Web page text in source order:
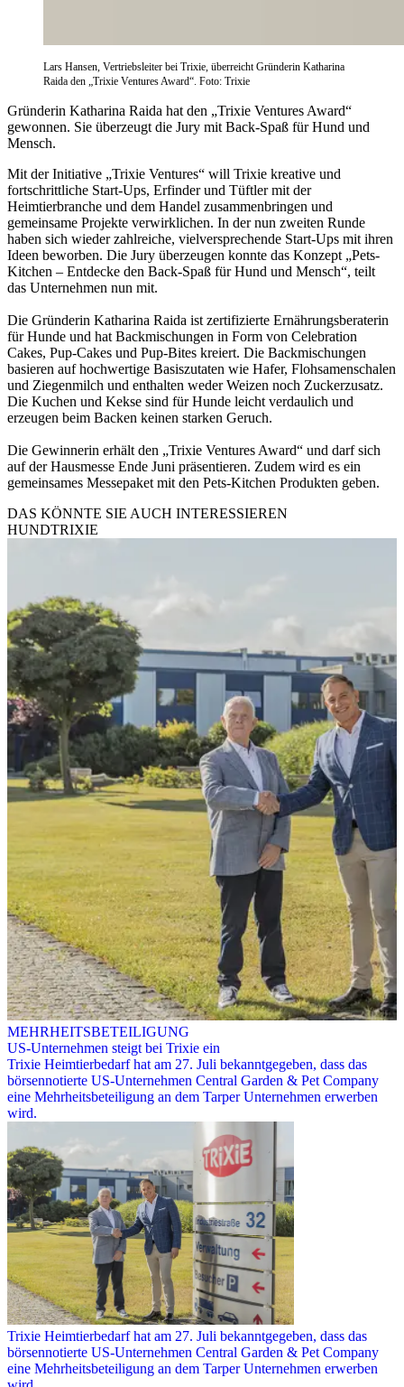
Lars Hansen, Vertriebsleiter bei Trixie, überreicht Gründerin Katharina
Raida den „Trixie Ventures Award“. Foto: Trixie
Gründerin Katharina Raida hat den „Trixie Ventures Award“
gewonnen. Sie überzeugt die Jury mit Back-Spaß für Hund und
Mensch.
Mit der Initiative „Trixie Ventures“ will Trixie kreative und
fortschrittliche Start-Ups, Erfinder und Tüftler mit der
Heimtierbranche und dem Handel zusammenbringen und
gemeinsame Projekte verwirklichen. In der nun zweiten Runde
haben sich wieder zahlreiche, vielversprechende Start-Ups mit ihren
Ideen beworben. Die Jury überzeugen konnte das Konzept „Pets-
Kitchen – Entdecke den Back-Spaß für Hund und Mensch“, teilt
das Unternehmen nun mit.
Die Gründerin Katharina Raida ist zertifizierte Ernährungsberaterin
für Hunde und hat Backmischungen in Form von Celebration
Cakes, Pup-Cakes und Pup-Bites kreiert. Die Backmischungen
basieren auf hochwertige Basiszutaten wie Hafer, Flohsamenschalen
und Ziegenmilch und enthalten weder Weizen noch Zuckerzusatz.
Die Kuchen und Kekse sind für Hunde leicht verdaulich und
erzeugen beim Backen keinen starken Geruch.
Die Gewinnerin erhält den „Trixie Ventures Award“ und darf sich
auf der Hausmesse Ende Juni präsentieren. Zudem wird es ein
gemeinsames Messepaket mit den Pets-Kitchen Produkten geben.
DAS KÖNNTE SIE AUCH INTERESSIEREN
HUNDTRIXIE
MEHRHEITSBETEILIGUNG
US-Unternehmen steigt bei Trixie ein
Trixie Heimtierbedarf hat am 27. Juli bekanntgegeben, dass das
börsennotierte US-Unternehmen Central Garden & Pet Company
eine Mehrheitsbeteiligung an dem Tarper Unternehmen erwerben
wird.
Trixie Heimtierbedarf hat am 27. Juli bekanntgegeben, dass das
börsennotierte US-Unternehmen Central Garden & Pet Company
eine Mehrheitsbeteiligung an dem Tarper Unternehmen erwerben